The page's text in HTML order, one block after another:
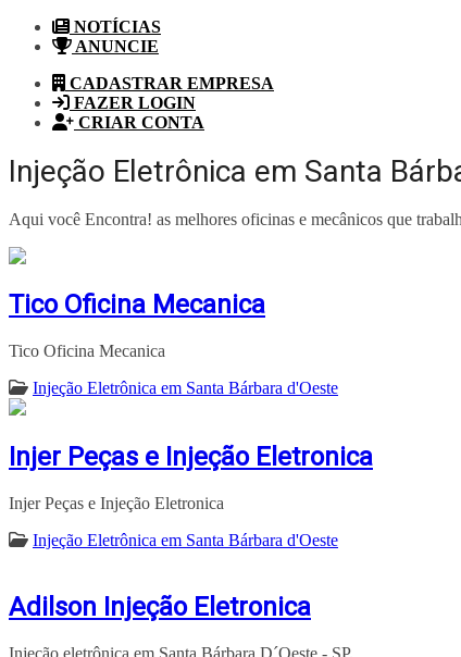
NOTÍCIAS
ANUNCIE
CADASTRAR EMPRESA
FAZER LOGIN
CRIAR CONTA
Injeção Eletrônica em Santa
Aqui você Encontra! as melhores oficinas e mecânicos que
Tico Oficina Mecanica
Tico Oficina Mecanica
Injeção Eletrônica em Santa Bárbara d'Oeste
Injer Peças e Injeção Eletronica
Injer Peças e Injeção Eletronica
Injeção Eletrônica em Santa Bárbara d'Oeste
Adilson Injeção Eletronica
Injeção eletrônica em Santa Bárbara D´Oeste - SP.